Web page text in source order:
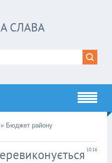
СЛАВА
» Бюджет району
10:16